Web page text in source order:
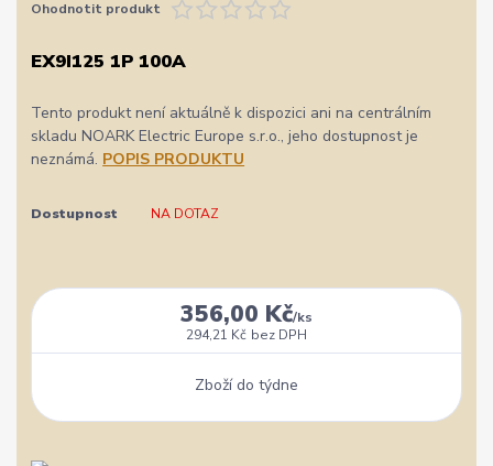
Ohodnotit produkt
EX9I125 1P 100A
Tento produkt není aktuálně k dispozici ani na centrálním
skladu NOARK Electric Europe s.r.o., jeho dostupnost je
neznámá. POPIS PRODUKTU
Dostupnost NA DOTAZ
356,00 Kč/ks
294,21 Kč bez DPH
Zboží do týdne